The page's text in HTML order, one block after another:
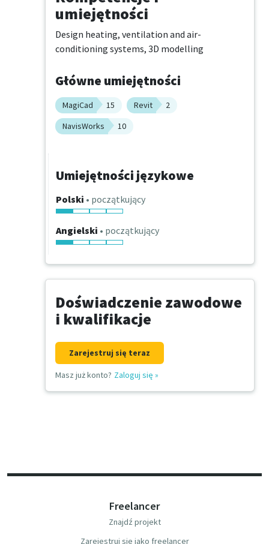
umiejętności
Design heating, ventilation and air-
conditioning systems, 3D modelling
Główne umiejętności
MagiCad 15 Revit
2
NavisWorks
10
Umiejętności językowe
Polski • początkujący
Angielski • początkujący
Doświadczenie zawodowe
i kwalifikacje
Zarejestruj się teraz
Masz już konto? Zaloguj się »
Freelancer
Znajdź projekt
Zarejestruj się jako freelancer